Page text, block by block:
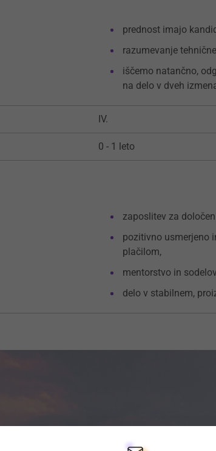
prednost imajo
razumevanje
iščemo natančno,
na delo v dveh
IV.
0 - 1 leto
zaposlitev za
pozitivno usmerjeno
plačilom,
mentorstvo in
delo v stabilnem,